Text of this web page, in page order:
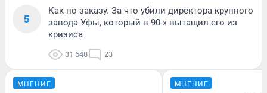
5
Как по заказу. За что убили директора крупного
завода Уфы, который в 90-х вытащил его из
кризиса
31 648 23
МНЕНИЕ МНЕНИЕ